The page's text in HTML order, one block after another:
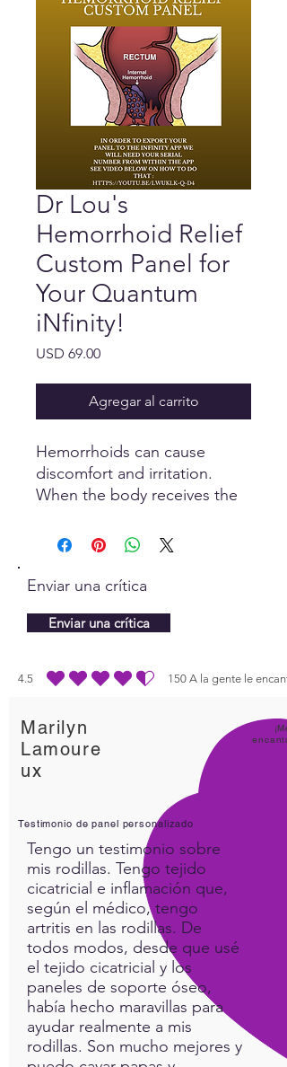
Dr Lou's
Hemorrhoid Relief
Custom Panel for
Your Quantum
iNfinity!
USD 69.00Precio
Agregar al carrito
Hemorrhoids can cause
discomfort and irritation.
When the body receives the
designed to heal itself.
Enviar una crítica
Enviar una crítica
4.5 150 A la gente le
la calificación promedio es 4.5 de 5, basada en 150
Marilyn
Lamoure
ux
¡Me
encanta
Testimonio de panel personalizado
Tengo un testimonio sobre
mis rodillas. Tengo tejido
cicatricial e inflamación que,
según el médico, tengo
artritis en las rodillas. De
todos modos, desde que usé
el tejido cicatricial y los
paneles de soporte óseo,
había hecho maravillas para
ayudar realmente a mis
rodillas. Son mucho mejores y